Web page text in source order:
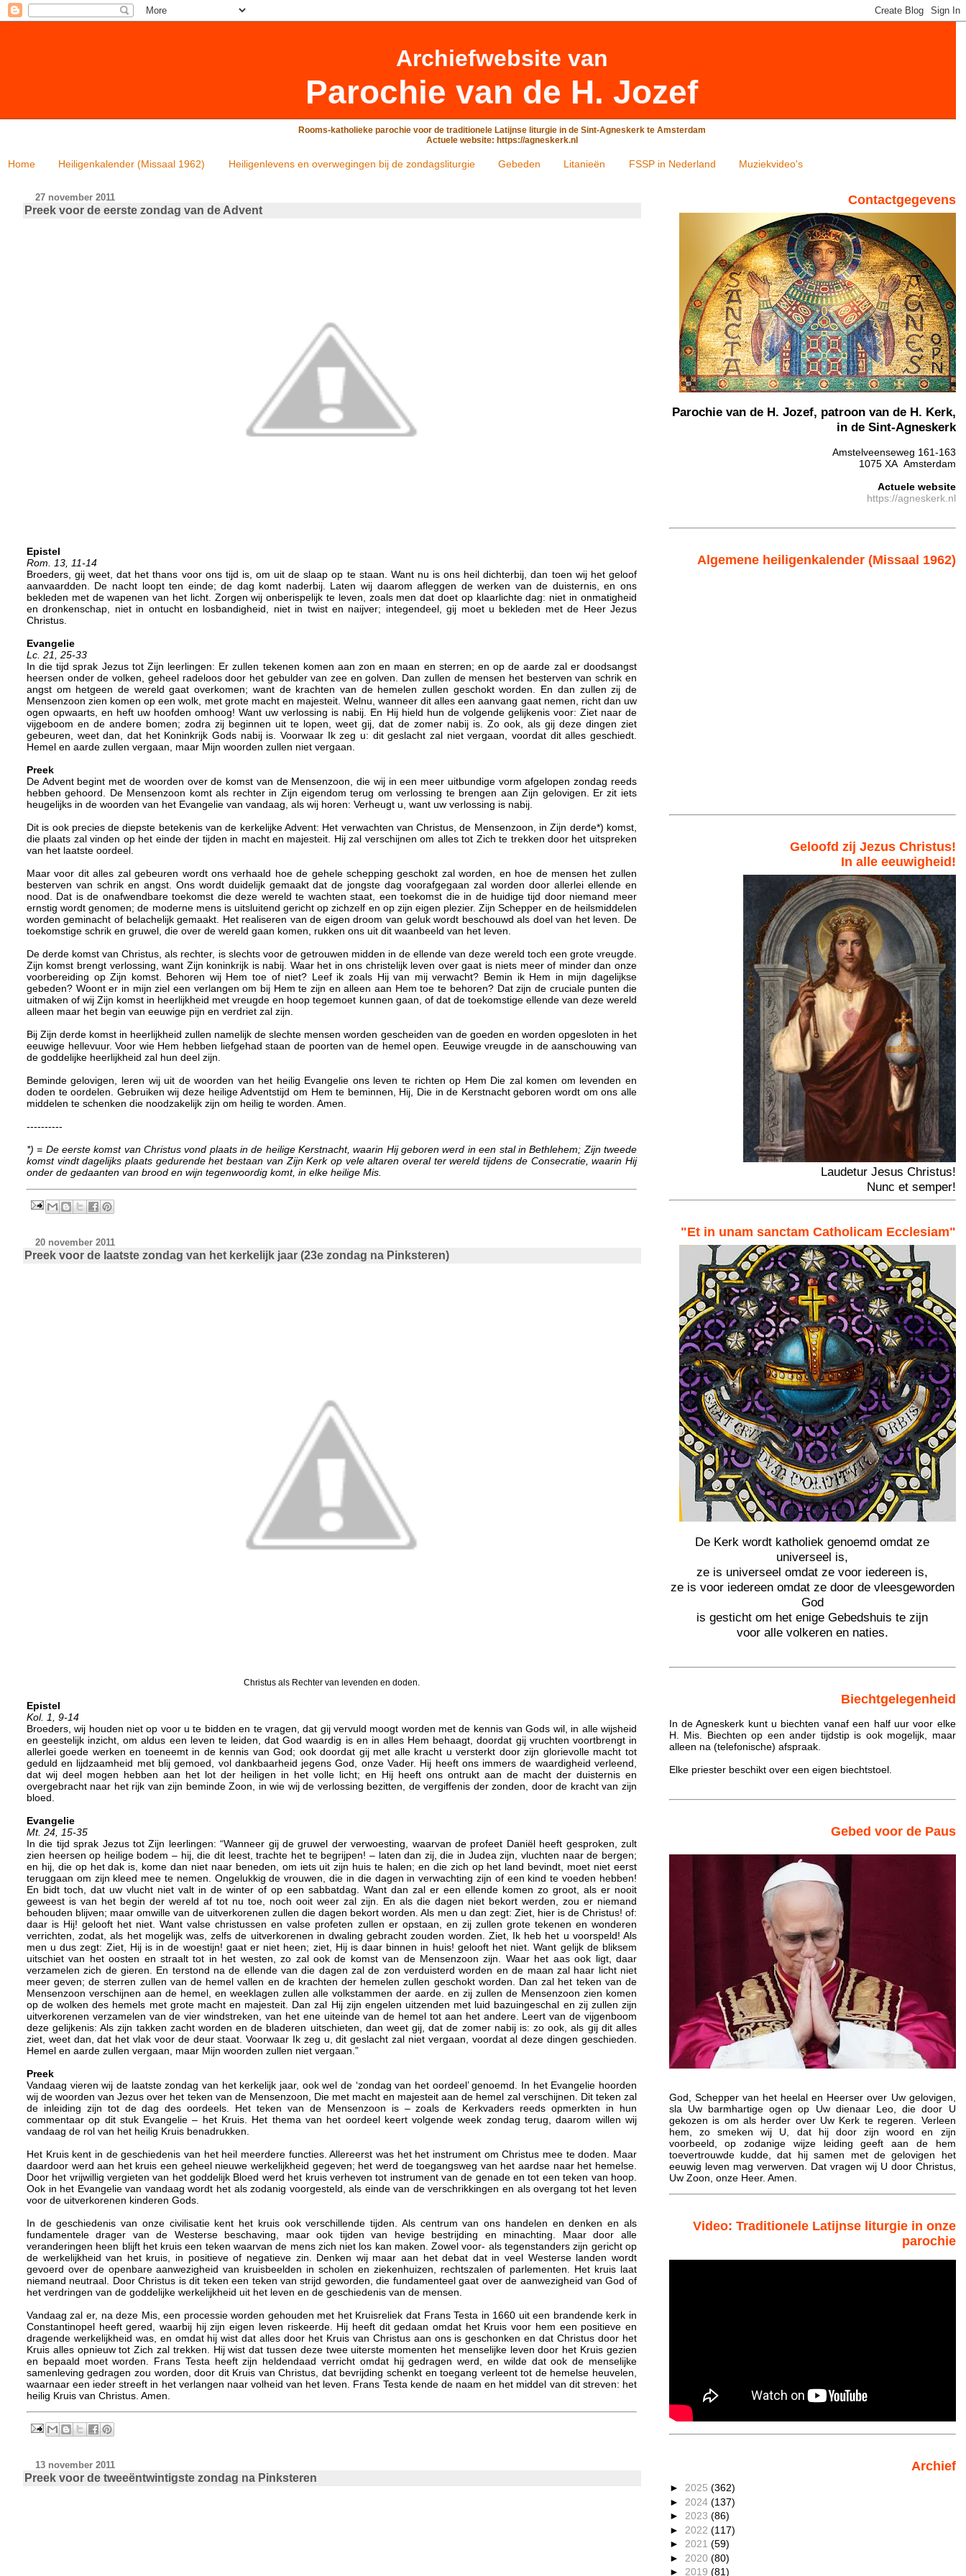
Archiefwebsite van
Parochie van de H. Jozef
Rooms-katholieke parochie voor de traditionele Latijnse liturgie in de Sint-Agneskerk te Amsterdam
Actuele website: https://agneskerk.nl
Home Heiligenkalender (Missaal 1962) Heiligenlevens en overwegingen bij de zondagsliturgie Gebeden Litanieën FSSP in Nederland Muziekvideo's
27 november 2011
Preek voor de eerste zondag van de Advent
Epistel
Rom. 13, 11-14
Broeders, gij weet, dat het thans voor ons tijd is, om uit de slaap op te staan. Want nu is ons heil dichterbij, dan toen wij het geloof
aanvaardden. De nacht loopt ten einde; de dag komt naderbij. Laten wij daarom afleggen de werken van de duisternis, en ons
bekleden met de wapenen van het licht. Zorgen wij onberispelijk te leven, zoals men dat doet op klaarlichte dag: niet in onmatigheid
en dronkenschap, niet in ontucht en losbandigheid, niet in twist en naijver; integendeel, gij moet u bekleden met de Heer Jezus
Christus.
Evangelie
Lc. 21, 25-33
In die tijd sprak Jezus tot Zijn leerlingen: Er zullen tekenen komen aan zon en maan en sterren; en op de aarde zal er doodsangst
heersen onder de volken, geheel radeloos door het gebulder van zee en golven. Dan zullen de mensen het besterven van schrik en
angst om hetgeen de wereld gaat overkomen; want de krachten van de hemelen zullen geschokt worden. En dan zullen zij de
Mensenzoon zien komen op een wolk, met grote macht en majesteit. Welnu, wanneer dit alles een aanvang gaat nemen, richt dan uw
ogen opwaarts, en heft uw hoofden omhoog! Want uw verlossing is nabij. En Hij hield hun de volgende gelijkenis voor: Ziet naar de
vijgeboom en de andere bomen; zodra zij beginnen uit te lopen, weet gij, dat de zomer nabij is. Zo ook, als gij deze dingen ziet
gebeuren, weet dan, dat het Koninkrijk Gods nabij is. Voorwaar Ik zeg u: dit geslacht zal niet vergaan, voordat dit alles geschiedt.
Hemel en aarde zullen vergaan, maar Mijn woorden zullen niet vergaan.
Preek
De Advent begint met de woorden over de komst van de Mensenzoon, die wij in een meer uitbundige vorm afgelopen zondag reeds
hebben gehoord. De Mensenzoon komt als rechter in Zijn eigendom terug om verlossing te brengen aan Zijn gelovigen. Er zit iets
heugelijks in de woorden van het Evangelie van vandaag, als wij horen: Verheugt u, want uw verlossing is nabij.
Dit is ook precies de diepste betekenis van de kerkelijke Advent: Het verwachten van Christus, de Mensenzoon, in Zijn derde*) komst,
die plaats zal vinden op het einde der tijden in macht en majesteit. Hij zal verschijnen om alles tot Zich te trekken door het uitspreken
van het laatste oordeel.
Maar voor dit alles zal gebeuren wordt ons verhaald hoe de gehele schepping geschokt zal worden, en hoe de mensen het zullen
besterven van schrik en angst. Ons wordt duidelijk gemaakt dat de jongste dag voorafgegaan zal worden door allerlei ellende en
nood. Dat is de onafwendbare toekomst die deze wereld te wachten staat, een toekomst die in de huidige tijd door niemand meer
ernstig wordt genomen; de moderne mens is uitsluitend gericht op zichzelf en op zijn eigen plezier. Zijn Schepper en de heilsmiddelen
worden geminacht of belachelijk gemaakt. Het realiseren van de eigen droom van geluk wordt beschouwd als doel van het leven. De
toekomstige schrik en gruwel, die over de wereld gaan komen, rukken ons uit dit waanbeeld van het leven.
De derde komst van Christus, als rechter, is slechts voor de getrouwen midden in de ellende van deze wereld toch een grote vreugde.
Zijn komst brengt verlossing, want Zijn koninkrijk is nabij. Waar het in ons christelijk leven over gaat is niets meer of minder dan onze
voorbereiding op Zijn komst. Behoren wij Hem toe of niet? Leef ik zoals Hij van mij verwacht? Bemin ik Hem in mijn dagelijkse
gebeden? Woont er in mijn ziel een verlangen om bij Hem te zijn en alleen aan Hem toe te behoren? Dat zijn de cruciale punten die
uitmaken of wij Zijn komst in heerlijkheid met vreugde en hoop tegemoet kunnen gaan, of dat de toekomstige ellende van deze wereld
alleen maar het begin van eeuwige pijn en verdriet zal zijn.
Bij Zijn derde komst in heerlijkheid zullen namelijk de slechte mensen worden gescheiden van de goeden en worden opgesloten in het
eeuwige hellevuur. Voor wie Hem hebben liefgehad staan de poorten van de hemel open. Eeuwige vreugde in de aanschouwing van
de goddelijke heerlijkheid zal hun deel zijn.
Beminde gelovigen, leren wij uit de woorden van het heilig Evangelie ons leven te richten op Hem Die zal komen om levenden en
doden te oordelen. Gebruiken wij deze heilige Adventstijd om Hem te beminnen, Hij, Die in de Kerstnacht geboren wordt om ons alle
middelen te schenken die noodzakelijk zijn om heilig te worden. Amen.
----------
*) = De eerste komst van Christus vond plaats in de heilige Kerstnacht, waarin Hij geboren werd in een stal in Bethlehem; Zijn tweede
komst vindt dagelijks plaats gedurende het bestaan van Zijn Kerk op vele altaren overal ter wereld tijdens de Consecratie, waarin Hij
onder de gedaanten van brood en wijn tegenwoordig komt, in elke heilige Mis.
20 november 2011
Preek voor de laatste zondag van het kerkelijk jaar (23e zondag na Pinksteren)
Christus als Rechter van levenden en doden.
Epistel
Kol. 1, 9-14
Broeders, wij houden niet op voor u te bidden en te vragen, dat gij vervuld moogt worden met de kennis van Gods wil, in alle wijsheid
en geestelijk inzicht, om aldus een leven te leiden, dat God waardig is en in alles Hem behaagt, doordat gij vruchten voortbrengt in
allerlei goede werken en toeneemt in de kennis van God; ook doordat gij met alle kracht u versterkt door zijn glorievolle macht tot
geduld en lijdzaamheid met blij gemoed, vol dankbaarheid jegens God, onze Vader. Hij heeft ons immers de waardigheid verleend,
dat wij deel mogen hebben aan het lot der heiligen in het volle licht; en Hij heeft ons ontrukt aan de macht der duisternis en
overgebracht naar het rijk van zijn beminde Zoon, in wie wij de verlossing bezitten, de vergiffenis der zonden, door de kracht van zijn
bloed.
Evangelie
Mt. 24, 15-35
In die tijd sprak Jezus tot Zijn leerlingen: “Wanneer gij de gruwel der verwoesting, waarvan de profeet Daniël heeft gesproken, zult
zien heersen op heilige bodem – hij, die dit leest, trachte het te begrijpen! – laten dan zij, die in Judea zijn, vluchten naar de bergen;
en hij, die op het dak is, kome dan niet naar beneden, om iets uit zijn huis te halen; en die zich op het land bevindt, moet niet eerst
teruggaan om zijn kleed mee te nemen. Ongelukkig de vrouwen, die in die dagen in verwachting zijn of een kind te voeden hebben!
En bidt toch, dat uw vlucht niet valt in de winter of op een sabbatdag. Want dan zal er een ellende komen zo groot, als er nooit
geweest is van het begin der wereld af tot nu toe, noch ooit weer zal zijn. En als die dagen niet bekort werden, zou er niemand
behouden blijven; maar omwille van de uitverkorenen zullen die dagen bekort worden. Als men u dan zegt: Ziet, hier is de Christus! of:
daar is Hij! gelooft het niet. Want valse christussen en valse profeten zullen er opstaan, en zij zullen grote tekenen en wonderen
verrichten, zodat, als het mogelijk was, zelfs de uitverkorenen in dwaling gebracht zouden worden. Ziet, Ik heb het u voorspeld! Als
men u dus zegt: Ziet, Hij is in de woestijn! gaat er niet heen; ziet, Hij is daar binnen in huis! gelooft het niet. Want gelijk de bliksem
uitschiet van het oosten en straalt tot in het westen, zo zal ook de komst van de Mensenzoon zijn. Waar het aas ook ligt, daar
verzamelen zich de gieren. En terstond na de ellende van die dagen zal de zon verduisterd worden en de maan zal haar licht niet
meer geven; de sterren zullen van de hemel vallen en de krachten der hemelen zullen geschokt worden. Dan zal het teken van de
Mensenzoon verschijnen aan de hemel, en weeklagen zullen alle volkstammen der aarde. en zij zullen de Mensenzoon zien komen
op de wolken des hemels met grote macht en majesteit. Dan zal Hij zijn engelen uitzenden met luid bazuingeschal en zij zullen zijn
uitverkorenen verzamelen van de vier windstreken, van het ene uiteinde van de hemel tot aan het andere. Leert van de vijgenboom
deze gelijkenis: Als zijn takken zacht worden en de bladeren uitschieten, dan weet gij, dat de zomer nabij is: zo ook, als gij dit alles
ziet, weet dan, dat het vlak voor de deur staat. Voorwaar Ik zeg u, dit geslacht zal niet vergaan, voordat al deze dingen geschieden.
Hemel en aarde zullen vergaan, maar Mijn woorden zullen niet vergaan.”
Preek
Vandaag vieren wij de laatste zondag van het kerkelijk jaar, ook wel de ‘zondag van het oordeel’ genoemd. In het Evangelie hoorden
wij de woorden van Jezus over het teken van de Mensenzoon, Die met macht en majesteit aan de hemel zal verschijnen. Dit teken zal
de inleiding zijn tot de dag des oordeels. Het teken van de Mensenzoon is – zoals de Kerkvaders reeds opmerkten in hun
commentaar op dit stuk Evangelie – het Kruis. Het thema van het oordeel keert volgende week zondag terug, daarom willen wij
vandaag de rol van het heilig Kruis benadrukken.
Het Kruis kent in de geschiedenis van het heil meerdere functies. Allereerst was het het instrument om Christus mee te doden. Maar
daardoor werd aan het kruis een geheel nieuwe werkelijkheid gegeven; het werd de toegangsweg van het aardse naar het hemelse.
Door het vrijwillig vergieten van het goddelijk Bloed werd het kruis verheven tot instrument van de genade en tot een teken van hoop.
Ook in het Evangelie van vandaag wordt het als zodanig voorgesteld, als einde van de verschrikkingen en als overgang tot het leven
voor de uitverkorenen kinderen Gods.
In de geschiedenis van onze civilisatie kent het kruis ook verschillende tijden. Als centrum van ons handelen en denken en als
fundamentele drager van de Westerse beschaving, maar ook tijden van hevige bestrijding en minachting. Maar door alle
veranderingen heen blijft het kruis een teken waarvan de mens zich niet los kan maken. Zowel voor- als tegenstanders zijn gericht op
de werkelijkheid van het kruis, in positieve of negatieve zin. Denken wij maar aan het debat dat in veel Westerse landen wordt
gevoerd over de openbare aanwezigheid van kruisbeelden in scholen en ziekenhuizen, rechtszalen of parlementen. Het kruis laat
niemand neutraal. Door Christus is dit teken een teken van strijd geworden, die fundamenteel gaat over de aanwezigheid van God of
het verdringen van de goddelijke werkelijkheid uit het leven en de geschiedenis van de mensen.
Vandaag zal er, na deze Mis, een processie worden gehouden met het Kruisreliek dat Frans Testa in 1660 uit een brandende kerk in
Constantinopel heeft gered, waarbij hij zijn eigen leven riskeerde. Hij heeft dit gedaan omdat het Kruis voor hem een positieve en
dragende werkelijkheid was, en omdat hij wist dat alles door het Kruis van Christus aan ons is geschonken en dat Christus door het
Kruis alles opnieuw tot Zich zal trekken. Hij wist dat tussen deze twee uiterste momenten het menselijke leven door het Kruis gezien
en bepaald moet worden. Frans Testa heeft zijn heldendaad verricht omdat hij gedragen werd, en wilde dat ook de menselijke
samenleving gedragen zou worden, door dit Kruis van Christus, dat bevrijding schenkt en toegang verleent tot de hemelse heuvelen,
waarnaar een ieder streeft in het verlangen naar volheid van het leven. Frans Testa kende de naam en het middel van dit streven: het
heilig Kruis van Christus. Amen.
13 november 2011
Preek voor de tweeëntwintigste zondag na Pinksteren
Contactgegevens
Parochie van de H. Jozef, patroon van de H. Kerk,
in de Sint-Agneskerk
Amstelveenseweg 161-163
1075 XA Amsterdam
Actuele website
https://agneskerk.nl
Algemene heiligenkalender (Missaal 1962)
Geloofd zij Jezus Christus!
In alle eeuwigheid!
Laudetur Jesus Christus!
Nunc et semper!
"Et in unam sanctam Catholicam Ecclesiam"
De Kerk wordt katholiek genoemd omdat ze
universeel is,
ze is universeel omdat ze voor iedereen is,
ze is voor iedereen omdat ze door de vleesgeworden
God
is gesticht om het enige Gebedshuis te zijn
voor alle volkeren en naties.
Biechtgelegenheid
In de Agneskerk kunt u biechten vanaf een half uur voor elke
H. Mis. Biechten op een ander tijdstip is ook mogelijk, maar
alleen na (telefonische) afspraak.
Elke priester beschikt over een eigen biechtstoel.
Gebed voor de Paus
God, Schepper van het heelal en Heerser over Uw gelovigen,
sla Uw barmhartige ogen op Uw dienaar Leo, die door U
gekozen is om als herder over Uw Kerk te regeren. Verleen
hem, zo smeken wij U, dat hij door zijn woord en zijn
voorbeeld, op zodanige wijze leiding geeft aan de hem
toevertrouwde kudde, dat hij samen met de gelovigen het
eeuwig leven mag verwerven. Dat vragen wij U door Christus,
Uw Zoon, onze Heer. Amen.
Video: Traditionele Latijnse liturgie in onze
parochie
Archief
► 2025 (362)
► 2024 (137)
► 2023 (86)
► 2022 (117)
► 2021 (59)
► 2020 (80)
► 2019 (81)